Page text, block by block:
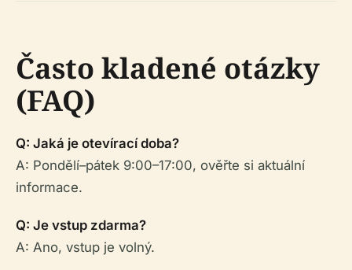
Často kladené otázky
(FAQ)
Q: Jaká je otevírací doba?
A: Pondělí–pátek 9:00–17:00, ověřte si aktuální
informace.
Q: Je vstup zdarma?
A: Ano, vstup je volný.